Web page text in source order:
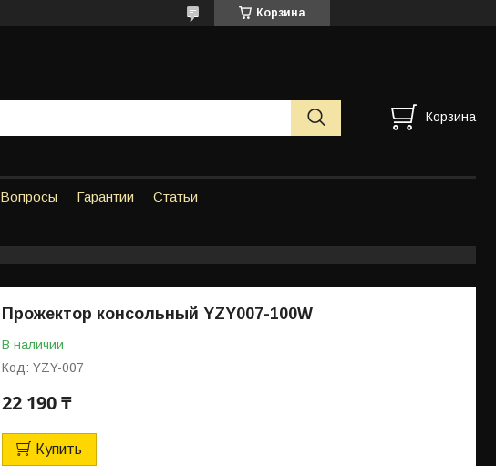
Корзина
Корзина
Вопросы Гарантии Статьи
Прожектор консольный YZY007-100W
В наличии
Код: YZY-007
22 190 ₸
Купить